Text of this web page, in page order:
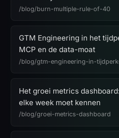
/blog/burn-multiple-rule-of-40
GTM Engineering in het
MCP en de data-moat
/blog/gtm-engineering-in-
Het groei metrics
elke week moet kennen
/blog/groei-metrics-dashboard